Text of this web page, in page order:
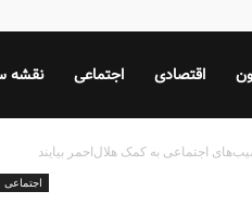
نقشه اجتماعی اقتصادی
اجتماعی به کمک هلال‌احمر بیایند
اجتماعی